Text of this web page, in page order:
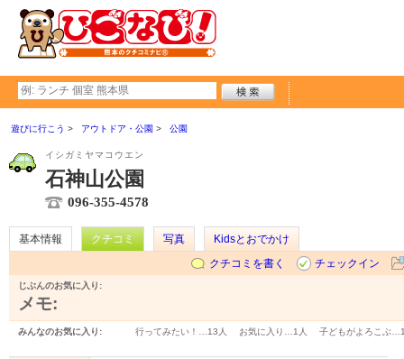
遊びに行こう アウトドア・公園 公園
イシガミヤマコウエン
石神山公園
096-355-4578
基本情報 クチコミ 写真
Kidsとおでかけ
クチコミを書く
チェックイン
じぶんのお気に入り:
メモ:
みんなのお気に入り: 行ってみたい！… 13人 お気に入り… 1人 子どもがよろこぶ…